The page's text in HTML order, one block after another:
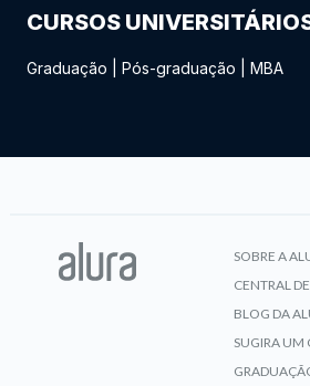
CURSOS
Graduação Pós-graduação MBA
SOBRE A
CENTRAL
BLOG DA
SUGIRA UM